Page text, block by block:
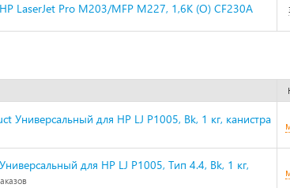
LaserJet Pro M203/MFP M227, 1,6К (О) CF230A
Универсальный для HP LJ P1005, Bk, 1 кг, канистра
для HP LJ P1005, Тип 4.4, Bk, 1 кг,